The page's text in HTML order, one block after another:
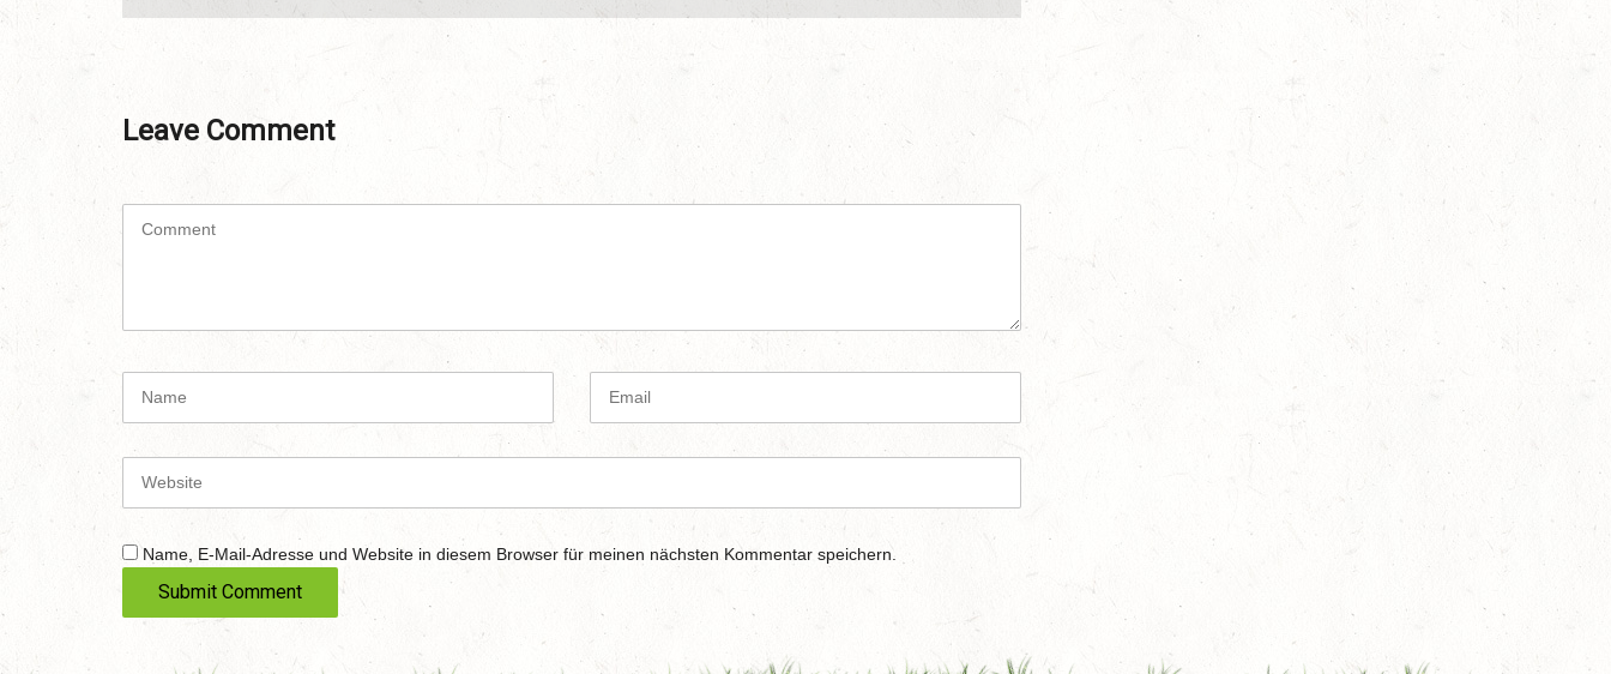
Leave Comment
e
i
s
i
e
Name, E-Mail-Adresse und Website in diesem Browser für meinen nächsten Kommentar speichern.